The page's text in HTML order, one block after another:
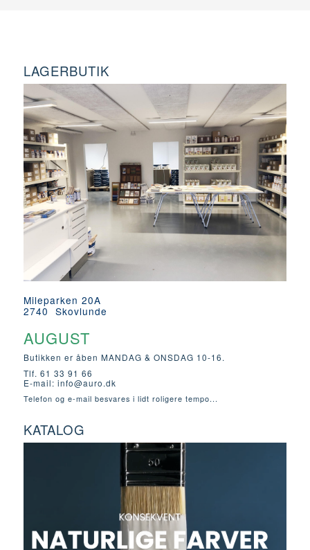
LAGERBUTIK
Mileparken 20A
2740 Skovlunde
AUGUST
Butikken er åben MANDAG & ONSDAG 10-16.
Tlf. 61 33 91 66
E-mail: info@auro.dk
Telefon og e-mail besvares i lidt roligere tempo...
KATALOG